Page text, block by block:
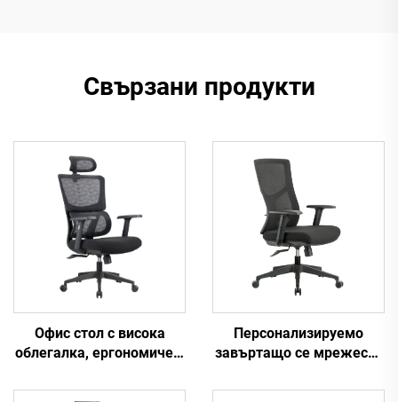
Свързани продукти
Офис стол с висока
облегалка, ергономичен,
цветен, изработен от PP
Персонализируемо
завъртащо се мрежесто
ергономичен дизайн за